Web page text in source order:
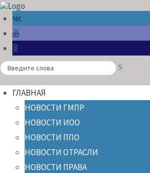
Search
ГЛАВНАЯ
НОВОСТИ ГМПР
НОВОСТИ ИОО
НОВОСТИ ППО
НОВОСТИ ОТРАСЛИ
НОВОСТИ ПРАВА